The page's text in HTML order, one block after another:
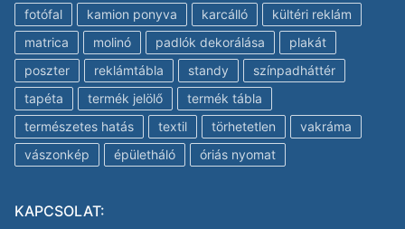
fotófal
kamion ponyva karcálló
kültéri reklám
matrica
molinó padlók dekorálása
plakát
poszter
reklámtábla standy
színpadháttér
tapéta
termék jelölő
termék tábla
természetes hatás
textil törhetetlen
vakráma
vászonkép
épületháló óriás nyomat
KAPCSOLAT: